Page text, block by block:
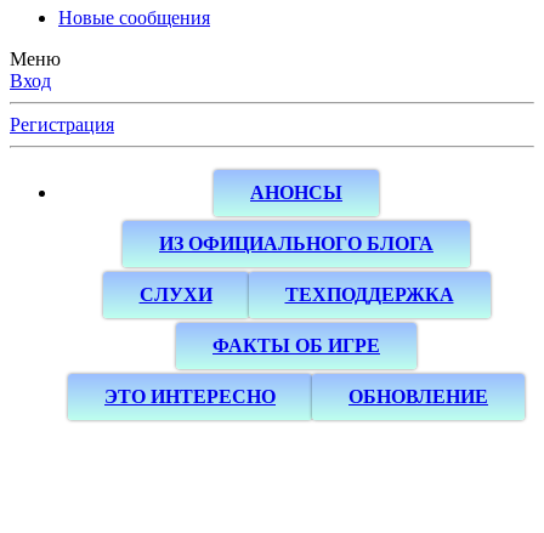
Новые сообщения
Меню
Вход
Регистрация
АНОНСЫ
ИЗ ОФИЦИАЛЬНОГО БЛОГА
СЛУХИ ТЕХПОДДЕРЖКА
ФАКТЫ ОБ ИГРЕ
ЭТО ИНТЕРЕСНО ОБНОВЛЕНИЕ